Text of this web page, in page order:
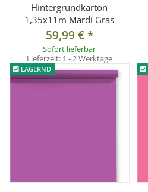
Hintergrundkarton
1,35x11m Mardi Gras
59,99 €*
Sofort lieferbar
Lieferzeit: 1 - 2 Werktage
LAGERND